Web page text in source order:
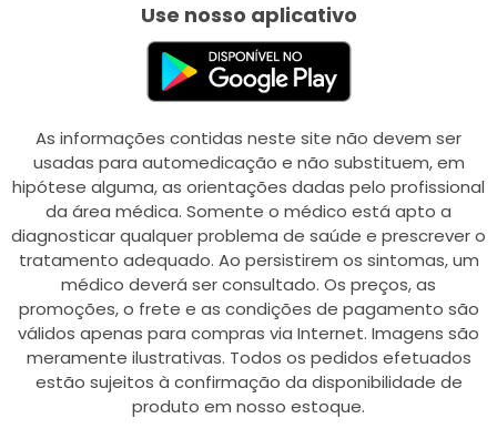
Use nosso aplicativo
As informações contidas neste site não devem ser
usadas para automedicação e não substituem, em
hipótese alguma, as orientações dadas pelo profissional
da área médica. Somente o médico está apto a
diagnosticar qualquer problema de saúde e prescrever o
tratamento adequado. Ao persistirem os sintomas, um
médico deverá ser consultado. Os preços, as
promoções, o frete e as condições de pagamento são
válidos apenas para compras via Internet. Imagens são
meramente ilustrativas. Todos os pedidos efetuados
estão sujeitos à confirmação da disponibilidade de
produto em nosso estoque.